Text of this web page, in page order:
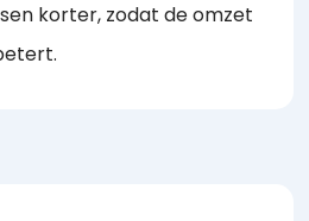
korter, zodat de omzet